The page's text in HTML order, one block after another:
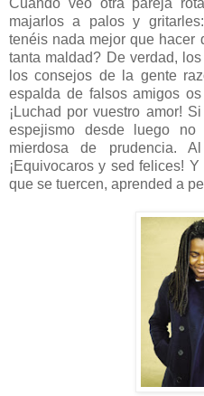
Cuando veo otra pareja
majarlos a palos y
tenéis nada mejor que
tanta maldad? De verdad,
los consejos de la gente
espalda de falsos amigos
¡Luchad por vuestro amor!
espejismo desde luego
mierdosa de prudencia.
¡Equivocaros y sed felices!
que se tuercen, aprended a